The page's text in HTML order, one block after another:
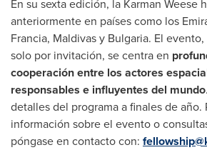
En su sexta edición, la Karman Weese
anteriormente en países como los
Francia, Maldivas y Bulgaria. El
solo por invitación, se centra en
cooperación entre los actores
responsables e influyentes del mundo
detalles del programa a finales de año.
información sobre el evento o
póngase en contacto con: